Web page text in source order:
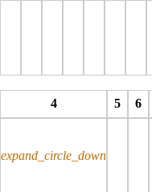
4 5
6
expand_circle_down